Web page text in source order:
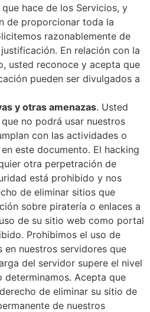
hace de los Servicios, y
de proporcionar toda la
razonablemente de
En relación con la
usted reconoce y acepta que
pueden ser divulgados a
y otras amenazas. Usted
no podrá usar nuestros
con las actividades o
este documento. El hacking
otra perpetración de
está prohibido y nos
de eliminar sitios que
sobre piratería o enlaces a
de su sitio web como portal
Prohibimos el uso de
nuestros servidores que
del servidor supere el nivel
determinamos. Acepta que
de eliminar su sitio de
de nuestros